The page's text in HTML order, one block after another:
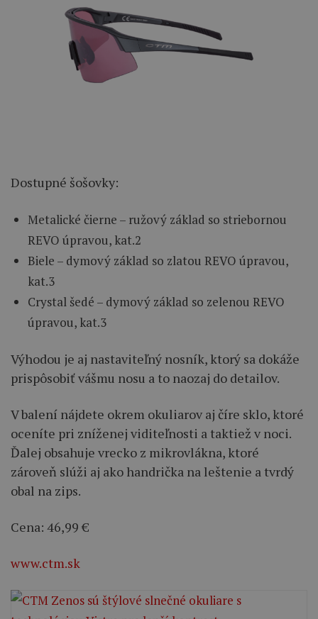
Dostupné šošovky:
Metalické čierne – ružový základ so striebornou
REVO úpravou, kat.2
Biele – dymový základ so zlatou REVO úpravou,
kat.3
Crystal šedé – dymový základ so zelenou REVO
úpravou, kat.3
Výhodou je aj nastaviteľný nosník, ktorý sa dokáže
prispôsobiť vášmu nosu a to naozaj do detailov.
V balení nájdete okrem okuliarov aj číre sklo, ktoré
oceníte pri zníženej viditeľnosti a taktiež v noci.
Ďalej obsahuje vrecko z mikrovlákna, ktoré
zároveň slúži aj ako handrička na leštenie a tvrdý
obal na zips.
Cena: 46,99 €
www.ctm.sk